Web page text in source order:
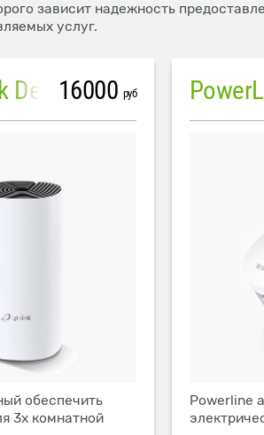
зависит надежность
услуг.
Mesh система TP-Link Deco M4 (3 устройства)
16000 руб
обеспечить
3х комнатной
Powerline